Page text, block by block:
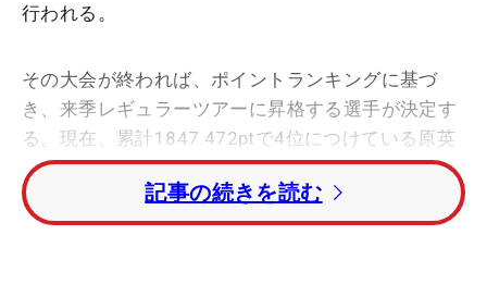
行われる。
その大会が終われば、ポイントランキングに基づ
き、来季レギュラーツアーに昇格する選手が決定す
る。現在、累計1847.472ptで4位につけている原英
莉花は、「ワイルドホース女子ゴルフクラシック」
での優勝後、ランキング15位以内が確定し昇格が決
定していたが、最終戦を待たずしてランキング10位
記事の続きを読む